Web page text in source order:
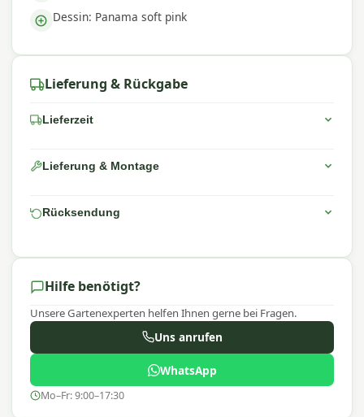
Dessin: Panama soft pink
Lieferung & Rückgabe
Lieferzeit
Lieferung & Montage
Rücksendung
Hilfe benötigt?
Unsere Gartenexperten helfen Ihnen gerne bei Fragen.
Uns anrufen
WhatsApp
Mo–Fr: 9:00–17:30